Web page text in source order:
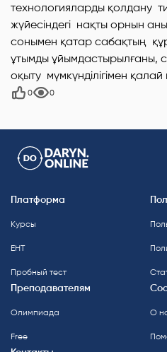
технологияларды қолдану
жүйесіндегі нақты орнын
сонымен қатар сабақтың
ұтымды ұйымдастырылғаны,
оқыту мүмкүнділігімен
0 0
Платформа
Курсы
ЕНТ
Пробный тест
Преподавателям
Олимпиада
Free
О